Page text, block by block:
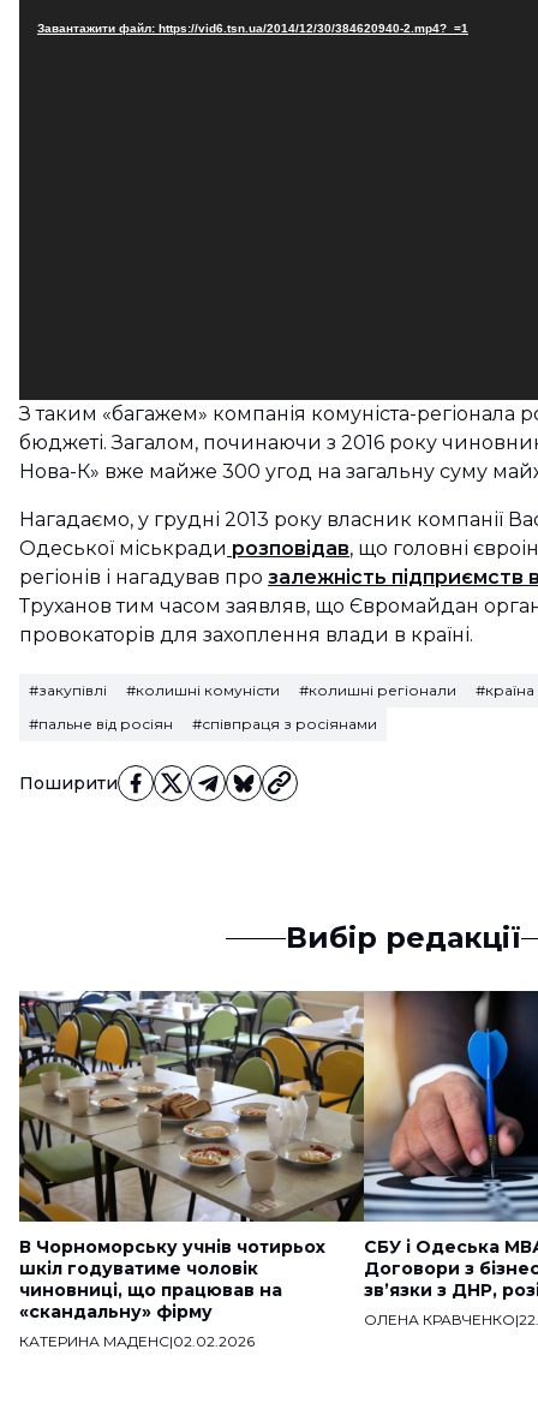
Поширити
Завантажити файл: https://vid6.tsn.ua/2014/12/30/384620940-2.mp4?_=1
З таким «багажем» компанія комуніста-регіонала
бюджеті. Загалом, починаючи з 2016 року
Нова-К» вже майже 300 угод на загальну суму
Нагадаємо, у грудні 2013 року власник компанії
Одеської міськради розповідав, що головні
регіонів і нагадував про залежність підприємств
Труханов тим часом заявляв, що Євромайдан
провокаторів для захоплення влади в країні.
#закупівлі #колишні комуністи #колишні регіонали
#пальне від росіян
#співпраця з росіянами
Вибір редакції
В Чорноморську учнів чотирьох
шкіл годуватиме чоловік
чиновниці, що працював на
«скандальну» фірму
КАТЕРИНА МАДЕНС|02.02.2026
СБУ і Одеська
Договори з
звʼязки з ДНР,
ОЛЕНА КРАВЧЕНКО|